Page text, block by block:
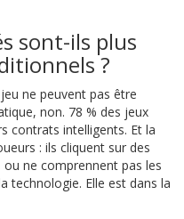
sont-ils plus
?
ne peuvent pas être
non. 78 % des jeux
contrats intelligents. Et la
: ils cliquent sur des
ne comprennent pas les
technologie. Elle est dans la